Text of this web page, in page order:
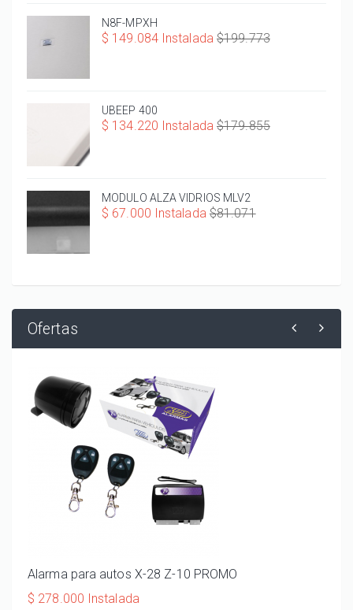
N8F-MPXH
$ 149.084 Instalada $199.773
UBEEP 400
$ 134.220 Instalada $179.855
MODULO ALZA VIDRIOS MLV2
$ 67.000 Instalada $81.071
Ofertas
Alarma para autos X-28 Z-10 PROMO
$ 278.000 Instalada